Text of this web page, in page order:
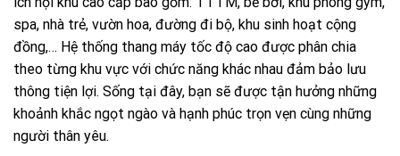
spa, nhà trẻ, vườn hoa, đường đi bộ, khu sinh hoạt cộng
đồng,… Hệ thống thang máy tốc độ cao được phân chia
theo từng khu vực với chức năng khác nhau đảm bảo lưu
thông tiện lợi. Sống tại đây, bạn sẽ được tận hưởng những
khoảnh khắc ngọt ngào và hạnh phúc trọn vẹn cùng những
người thân yêu.